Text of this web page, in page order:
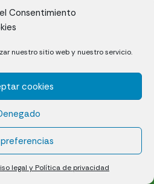
Consentimiento
nuestro sitio web y nuestro servicio.
cookies
legal y Política de privacidad
en tepes
de cookies (UE)
de privacidad
somos?